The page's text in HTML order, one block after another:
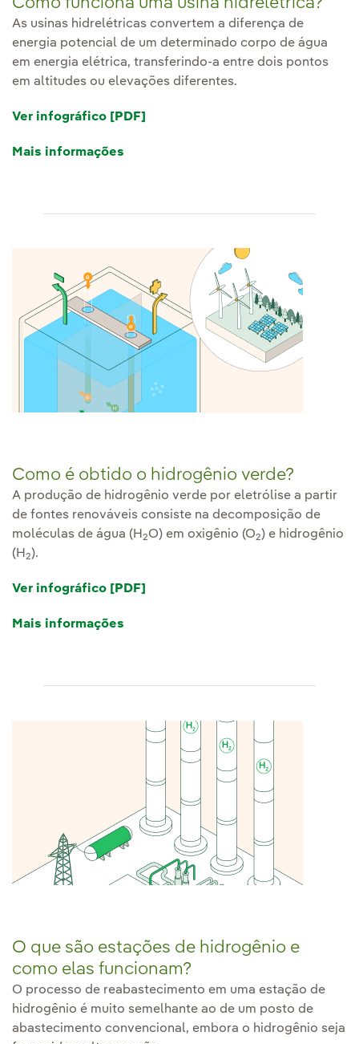
As usinas hidrelétricas convertem a diferença de
energia potencial de um determinado corpo de água
em energia elétrica, transferindo-a entre dois pontos
em altitudes ou elevações diferentes.
Ver infográfico [PDF]
Mais informações
Como é obtido o hidrogênio verde?
A produção de hidrogênio verde por eletrólise a partir
de fontes renováveis consiste na decomposição de
moléculas de água (H2O) em oxigênio (O2) e hidrogênio
(H2).
Ver infográfico [PDF]
Mais informações
O que são estações de hidrogênio e
como elas funcionam?
O processo de reabastecimento em uma estação de
hidrogênio é muito semelhante ao de um posto de
abastecimento convencional, embora o hidrogênio seja